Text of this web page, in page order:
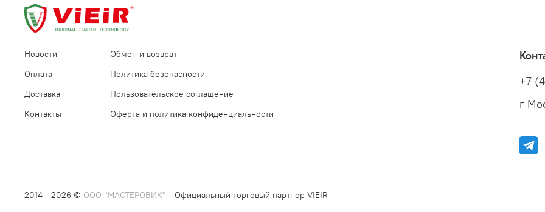
Новости
Оплата
Доставка
Контакты
Обмен и возврат
Политика безопасности
Пользовательское соглашение
Оферта и политика конфиденциальности
+7
г
2014 - 2026 © ООО "МАСТЕРОВИК" - Официальный торговый партнер VIEIR